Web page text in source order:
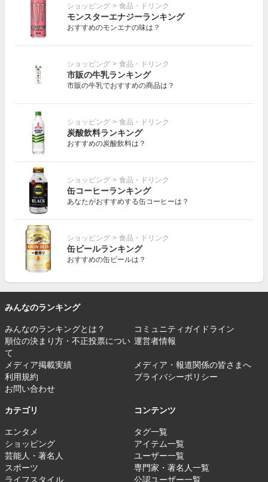
ショッピング > 食品・ドリンク
モンスターエナジーランキング
おすすめのモンエナの味は？
ショッピング > 食品・ドリンク
市販の牛乳ランキング
市販の牛乳でおすすめの商品は？
ショッピング > 食品・ドリンク
炭酸飲料ランキング
おすすめの炭酸飲料は？
ショッピング > 食品・ドリンク
缶コーヒーランキング
あなたがおすすめする缶コーヒーは？
ショッピング > 食品・ドリンク
缶ビールランキング
おすすめの缶ビールは？
みんなのランキング
みんなのランキングとは？
コミュニティガイドライン
順位の決まり方・不正投票につい
て
運営者情報
メディア掲載実績
メディア・報道関係の皆さまへ
利用規約
プライバシーポリシー
お問い合わせ
カテゴリ
エンタメ
ショッピング
芸能人・著名人
スポーツ
ライフスタイル
コンテンツ
タグ一覧
アイテム一覧
ユーザー一覧
専門家・著名人一覧
公認ユーザー一覧